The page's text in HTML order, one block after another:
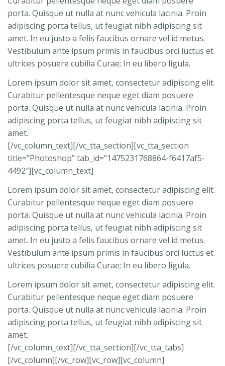
porta. Quisque ut nulla at nunc vehicula lacinia. Proin
adipiscing porta tellus, ut feugiat nibh adipiscing sit
amet. In eu justo a felis faucibus ornare vel id metus.
Vestibulum ante ipsum primis in faucibus orci luctus et
ultrices posuere cubilia Curae; In eu libero ligula.
Lorem ipsum dolor sit amet, consectetur adipiscing elit.
Curabitur pellentesque neque eget diam posuere
porta. Quisque ut nulla at nunc vehicula lacinia. Proin
adipiscing porta tellus, ut feugiat nibh adipiscing sit
amet.
[/vc_column_text][/vc_tta_section][vc_tta_section
title=”Photoshop” tab_id=”1475231768864-f6417af5-
4492″][vc_column_text]
Lorem ipsum dolor sit amet, consectetur adipiscing elit.
Curabitur pellentesque neque eget diam posuere
porta. Quisque ut nulla at nunc vehicula lacinia. Proin
adipiscing porta tellus, ut feugiat nibh adipiscing sit
amet. In eu justo a felis faucibus ornare vel id metus.
Vestibulum ante ipsum primis in faucibus orci luctus et
ultrices posuere cubilia Curae; In eu libero ligula.
Lorem ipsum dolor sit amet, consectetur adipiscing elit.
Curabitur pellentesque neque eget diam posuere
porta. Quisque ut nulla at nunc vehicula lacinia. Proin
adipiscing porta tellus, ut feugiat nibh adipiscing sit
amet.
[/vc_column_text][/vc_tta_section][/vc_tta_tabs]
[/vc_column][/vc_row][vc_row][vc_column]